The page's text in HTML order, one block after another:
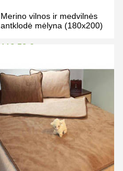
Merino vilnos ir medvilnės
antklodė mėlyna (180x200)
119.50 €
PIRKTI